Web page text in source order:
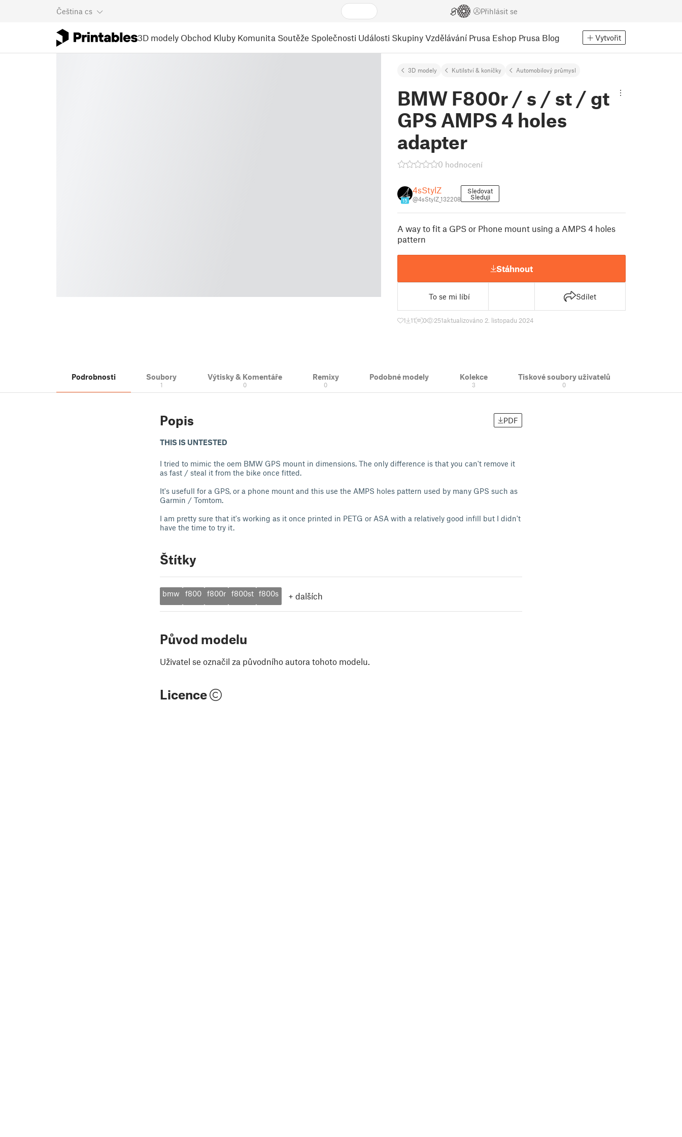
Čeština cs Přihlásit se
3D modely Obchod Kluby Komunita Soutěže Společnosti Události Skupiny Vzdělávání Prusa Eshop Prusa Blog Vytvořit
3D modely Kutilství & koníčky Automobilový průmysl
BMW F800r / s / st / gt
GPS AMPS 4 holes
adapter
0 hodnocení
15
4sStylZ
@4sStylZ_132208
Sledovat
Sleduji
A way to fit a GPS or Phone mount using a AMPS 4 holes
pattern
Stáhnout
To se mi líbí Sdílet
1 11 0 251aktualizováno 2. listopadu 2024
Podrobnosti Soubory
1
Výtisky & Komentáře
0
Remixy
0
Podobné modely Kolekce
3
Tiskové soubory uživatelů
0
Popis PDF
THIS IS UNTESTED
I tried to mimic the oem BMW GPS mount in dimensions. The only difference is that you can't remove it
as fast / steal it from the bike once fitted.
It's usefull for a GPS, or a phone mount and this use the AMPS holes pattern used by many GPS such as
Garmin / Tomtom.
I am pretty sure that it's working as it once printed in PETG or ASA with a relatively good infill but I didn't
have the time to try it.
Štítky
bmw f800 f800r f800st f800s + dalších
Původ modelu
Uživatel se označil za původního autora tohoto modelu.
Licence